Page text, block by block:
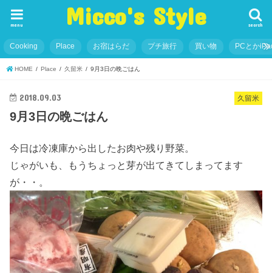
Micco's Style search
menu
Cooking Place お宿はらだ プチ旅行 買い物 PCとか
HOME Place 久留米 9月3日の晩ごはん
久留米
2018.09.03
9月3日の晩ごはん
今日は冷凍庫から出したお肉や残り野菜。
じゃがいも、もうちょっと芽が出てきてしまってます
が・・。